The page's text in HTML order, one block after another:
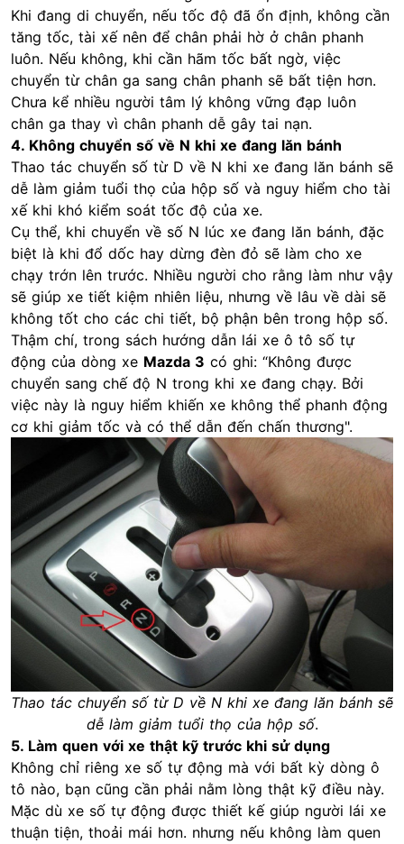
Khi đang di chuyển, nếu tốc độ đã ổn định, không cần
tăng tốc, tài xế nên để chân phải hờ ở chân phanh
luôn. Nếu không, khi cần hãm tốc bất ngờ, việc
chuyển từ chân ga sang chân phanh sẽ bất tiện hơn.
Chưa kể nhiều người tâm lý không vững đạp luôn
chân ga thay vì chân phanh dễ gây tai nạn.
4. Không chuyển số về N khi xe đang lăn bánh
Thao tác chuyển số từ D về N khi xe đang lăn bánh sẽ
dễ làm giảm tuổi thọ của hộp số và nguy hiểm cho tài
xế khi khó kiểm soát tốc độ của xe.
Cụ thể, khi chuyển về số N lúc xe đang lăn bánh, đặc
biệt là khi đổ dốc hay dừng đèn đỏ sẽ làm cho xe
chạy trớn lên trước. Nhiều người cho rằng làm như vậy
sẽ giúp xe tiết kiệm nhiên liệu, nhưng về lâu về dài sẽ
không tốt cho các chi tiết, bộ phận bên trong hộp số.
Thậm chí, trong sách hướng dẫn lái xe ô tô số tự
động của dòng xe Mazda 3 có ghi: “Không được
chuyển sang chế độ N trong khi xe đang chạy. Bởi
việc này là nguy hiểm khiến xe không thể phanh động
cơ khi giảm tốc và có thể dẫn đến chấn thương".
Thao tác chuyển số từ D về N khi xe đang lăn bánh sẽ
dễ làm giảm tuổi thọ của hộp số.
5. Làm quen với xe thật kỹ trước khi sử dụng
Không chỉ riêng xe số tự động mà với bất kỳ dòng ô
tô nào, bạn cũng cần phải nằm lòng thật kỹ điều này.
Mặc dù xe số tự động được thiết kế giúp người lái xe
thuận tiện, thoải mái hơn. nhưng nếu không làm quen